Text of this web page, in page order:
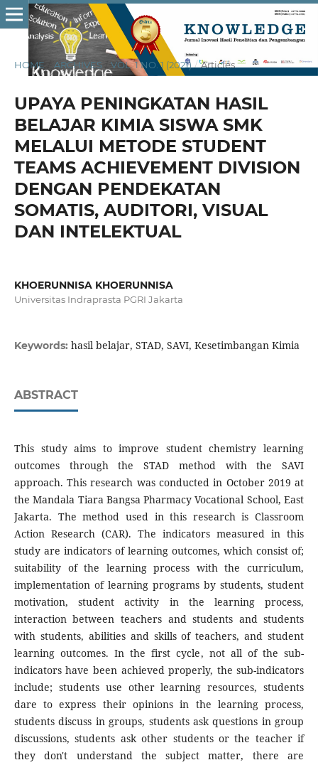
HOME ARCHIVES / VOL. 1 NO. 1 (2021) / Articles
UPAYA PENINGKATAN HASIL
BELAJAR KIMIA SISWA SMK
MELALUI METODE STUDENT
TEAMS ACHIEVEMENT DIVISION
DENGAN PENDEKATAN
SOMATIS, AUDITORI, VISUAL
DAN INTELEKTUAL
KHOERUNNISA KHOERUNNISA
Universitas Indraprasta PGRI Jakarta
Keywords: hasil belajar, STAD, SAVI, Kesetimbangan Kimia
ABSTRACT
This study aims to improve student chemistry learning
outcomes through the STAD method with the SAVI
approach. This research was conducted in October 2019 at
the Mandala Tiara Bangsa Pharmacy Vocational School, East
Jakarta. The method used in this research is Classroom
Action Research (CAR). The indicators measured in this
study are indicators of learning outcomes, which consist of;
suitability of the learning process with the curriculum,
implementation of learning programs by students, student
motivation, student activity in the learning process,
interaction between teachers and students and students
with students, abilities and skills of teachers, and student
learning outcomes. In the first cycle, not all of the sub-
indicators have been achieved properly, the sub-indicators
include; students use other learning resources, students
dare to express their opinions in the learning process,
students discuss in groups, students ask questions in group
discussions, students ask other students or the teacher if
they don't understand the subject matter, there are